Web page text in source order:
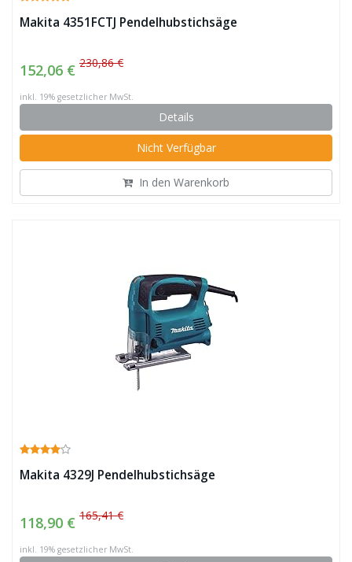
Makita 4351FCTJ Pendelhubstichsäge
152,06 € 230,86 €
inkl. 19% gesetzlicher MwSt.
Details
Nicht Verfügbar
In den Warenkorb
Makita 4329J Pendelhubstichsäge
118,90 € 165,41 €
inkl. 19% gesetzlicher MwSt.